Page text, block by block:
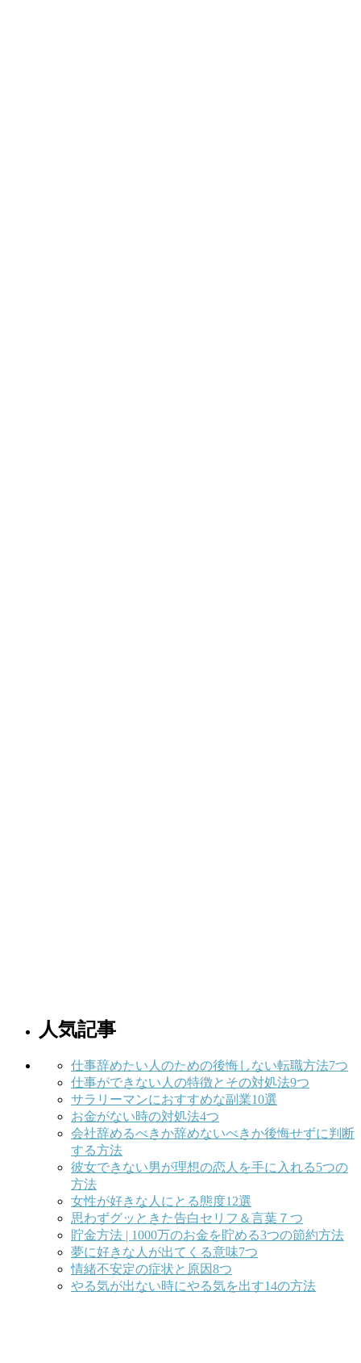
人気記事
仕事辞めたい人のための後悔しない転職方法7つ
仕事ができない人の特徴とその対処法9つ
サラリーマンにおすすめな副業10選
お金がない時の対処法4つ
会社辞めるべきか辞めないべきか後悔せずに判断
する方法
彼女できない男が理想の恋人を手に入れる5つの
方法
女性が好きな人にとる態度12選
思わずグッときた告白セリフ＆言葉７つ
貯金方法 | 1000万のお金を貯める3つの節約方法
夢に好きな人が出てくる意味7つ
情緒不安定の症状と原因8つ
やる気が出ない時にやる気を出す14の方法